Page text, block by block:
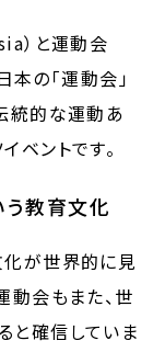
）と運動会
の「運動会」
統的な運動あ
ベントです。
教育文化
化が世界的に見
動会もまた、世
と確信していま